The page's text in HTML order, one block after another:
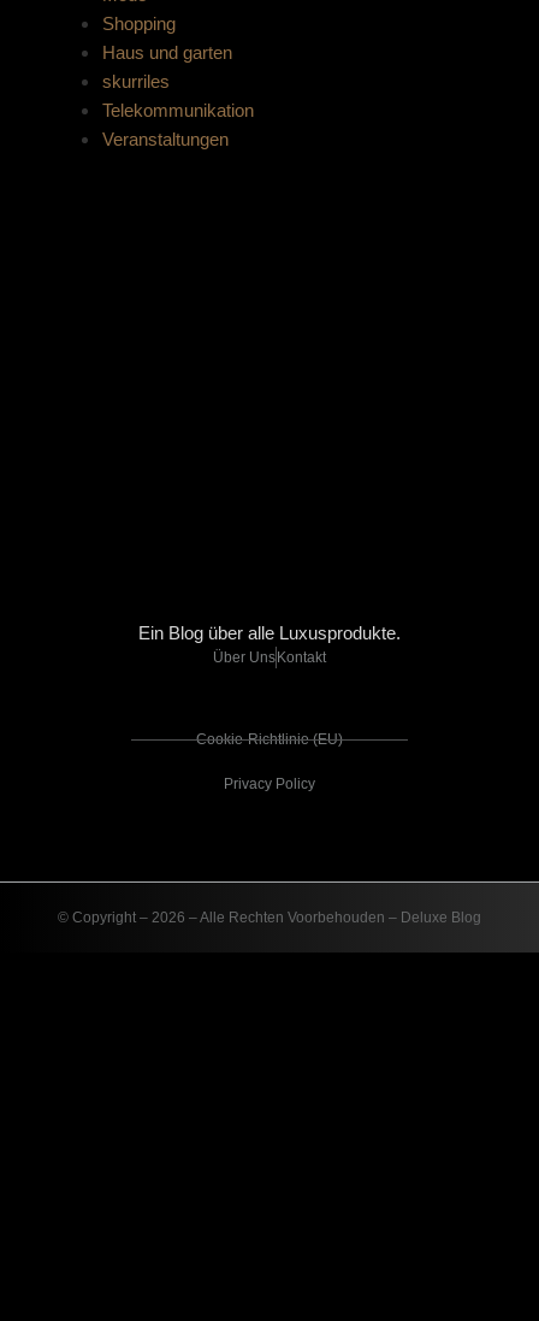
Shopping
Haus und garten
skurriles
Telekommunikation
Veranstaltungen
Ein Blog über alle Luxusprodukte.
Über Uns Kontakt
Cookie-Richtlinie (EU)
Privacy Policy
© Copyright – 2026 – Alle Rechten Voorbehouden – Deluxe Blog